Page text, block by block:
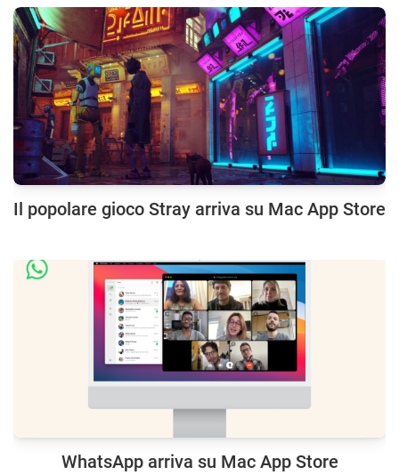
Il popolare gioco Stray arriva su Mac App Store
WhatsApp arriva su Mac App Store